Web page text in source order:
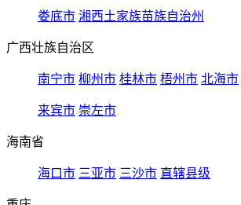
娄底市 湘西土家族苗族自治州
广西壮族自治区
南宁市 柳州市 桂林市 梧州市 北海市
来宾市 崇左市
海南省
海口市 三亚市 三沙市 直辖县级